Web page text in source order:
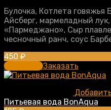
Булочка, Котлета говяжья
Айсберг, мармеладный
«Пармеджано», Сыр
чесночный ранч, соус
450 ₽
В корзинуЗаказать
Питьевая вода BonAqua